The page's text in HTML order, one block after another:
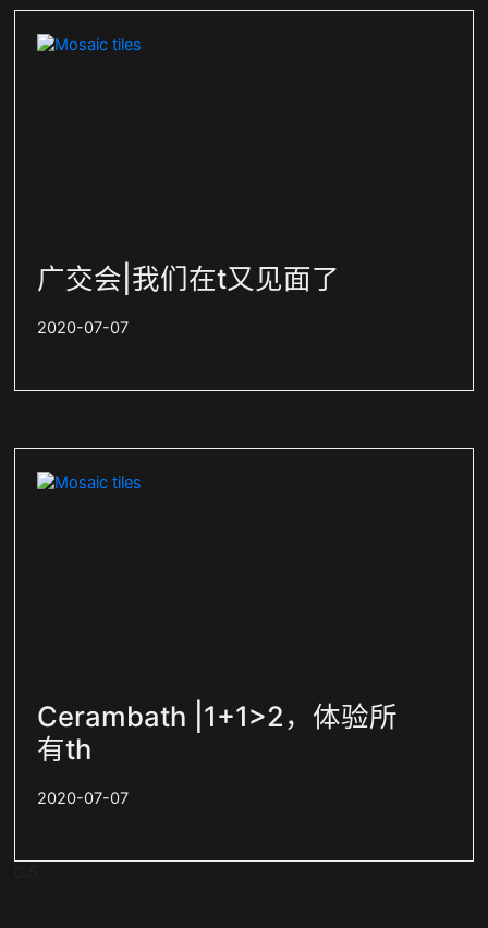
广交会|我们在t又见面了
2020-07-07
Cerambath |1+1>2，体验所
有th
2020-07-07